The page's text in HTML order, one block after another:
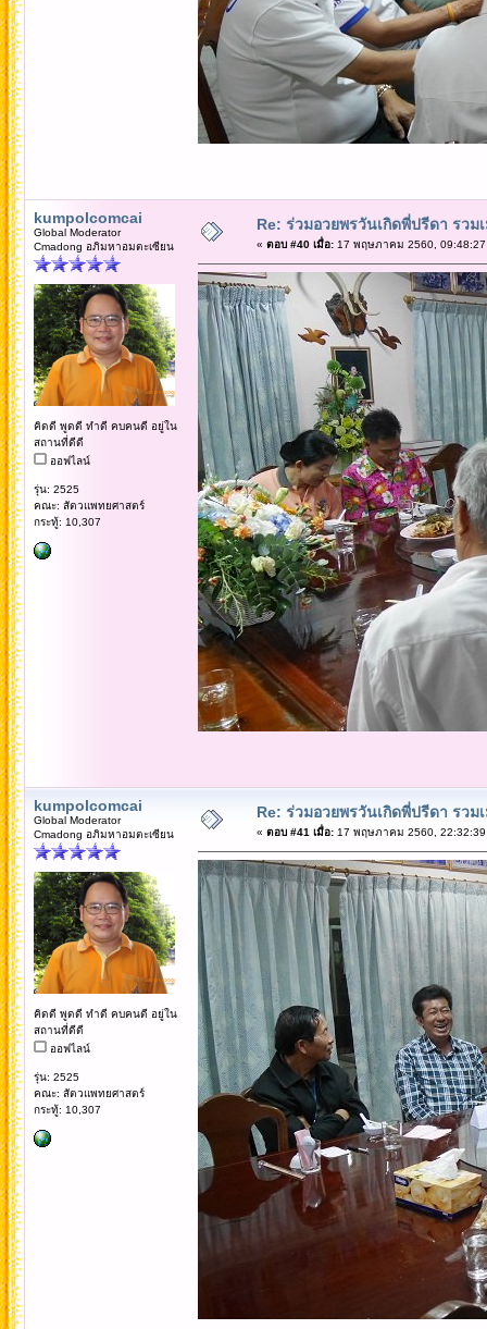
kumpolcomcai
Global Moderator
Cmadong อภิมหาอมตะเซียน
คิดดี พูดดี ทำดี คบคนดี อยู่ใน
สถานที่ดีดี
ออฟไลน์
รุ่น: 2525
คณะ: สัตวแพทยศาสตร์
กระทู้: 10,307
Re: ร่วมอวยพรวันเกิดพี่ปรีดา รวม
« ตอบ #40 เมื่อ:17 พฤษภาคม 2560, 09:48:27
kumpolcomcai
Global Moderator
Cmadong อภิมหาอมตะเซียน
คิดดี พูดดี ทำดี คบคนดี อยู่ใน
สถานที่ดีดี
ออฟไลน์
รุ่น: 2525
คณะ: สัตวแพทยศาสตร์
กระทู้: 10,307
Re: ร่วมอวยพรวันเกิดพี่ปรีดา รวม
« ตอบ #41 เมื่อ:17 พฤษภาคม 2560, 22:32:39